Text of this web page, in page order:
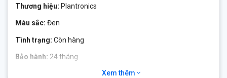
Thương hiệu: Plantronics
Màu sắc: Đen
Tình trạng: Còn hàng
Bảo hành: 24 tháng
Plantronics HW510,NA,ROWXem thêm